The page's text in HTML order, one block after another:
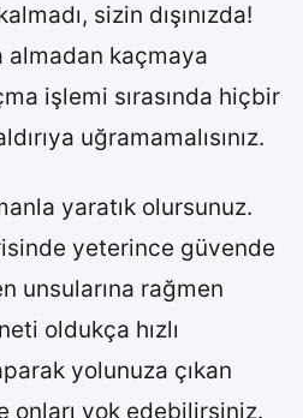
sizin dışınızda!
almadan kaçmaya
işlemi sırasında hiçbir
uğramamalısınız.
yaratık olursunuz.
yeterince güvende
unsularına rağmen
oldukça hızlı
yolunuza çıkan
onları yok edebilirsiniz.